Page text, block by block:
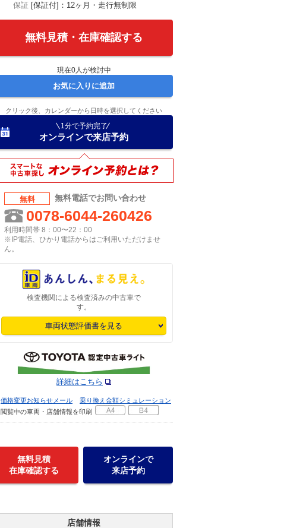
保証 [保証付]：12ヶ月・走行無制限
無料見積・在庫確認する
現在0人が検討中
お気に入りに追加
クリック後、カレンダーから日時を選択してください
1分で予約完了
オンラインで来店予約
無料 無料電話でお問い合わせ
0078-6044-260426
利用時間帯 8：00〜22：00
※IP電話、ひかり電話からはご利用いただけませ
ん。
検査機関による検査済みの中古車で
す。
車両状態評価書を見る
詳細はこちら
価格変更お知らせメール
乗り換え金額シミュレーション
閲覧中の車両・店舗情報を印刷
無料見積
在庫確認する
オンラインで
来店予約
店舗情報